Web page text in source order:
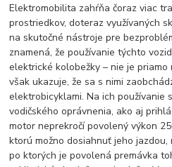
Elektromobilita zahŕňa čoraz viac
prostriedkov, doteraz využívaných
na skutočné nástroje pre
znamená, že používanie týchto
elektrické kolobežky – nie je
však ukazuje, že sa s nimi
elektrobicyklami. Na ich používanie
vodičského oprávnenia, ako aj
motor neprekročí povolený výkon
ktorú možno dosiahnuť jeho jazdou,
po ktorých je povolená premávka